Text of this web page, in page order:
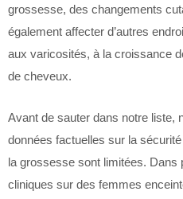
grossesse, des changements
également affecter d’autres
aux varicosités, à la croissance
de cheveux.
Avant de sauter dans notre liste,
données factuelles sur la
la grossesse sont limitées.
cliniques sur des femmes